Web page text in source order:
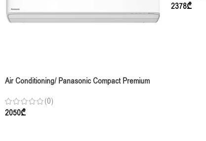
Air Conditioning/ Panasonic Compact Premium
White
(0)
2050₾
2378₾